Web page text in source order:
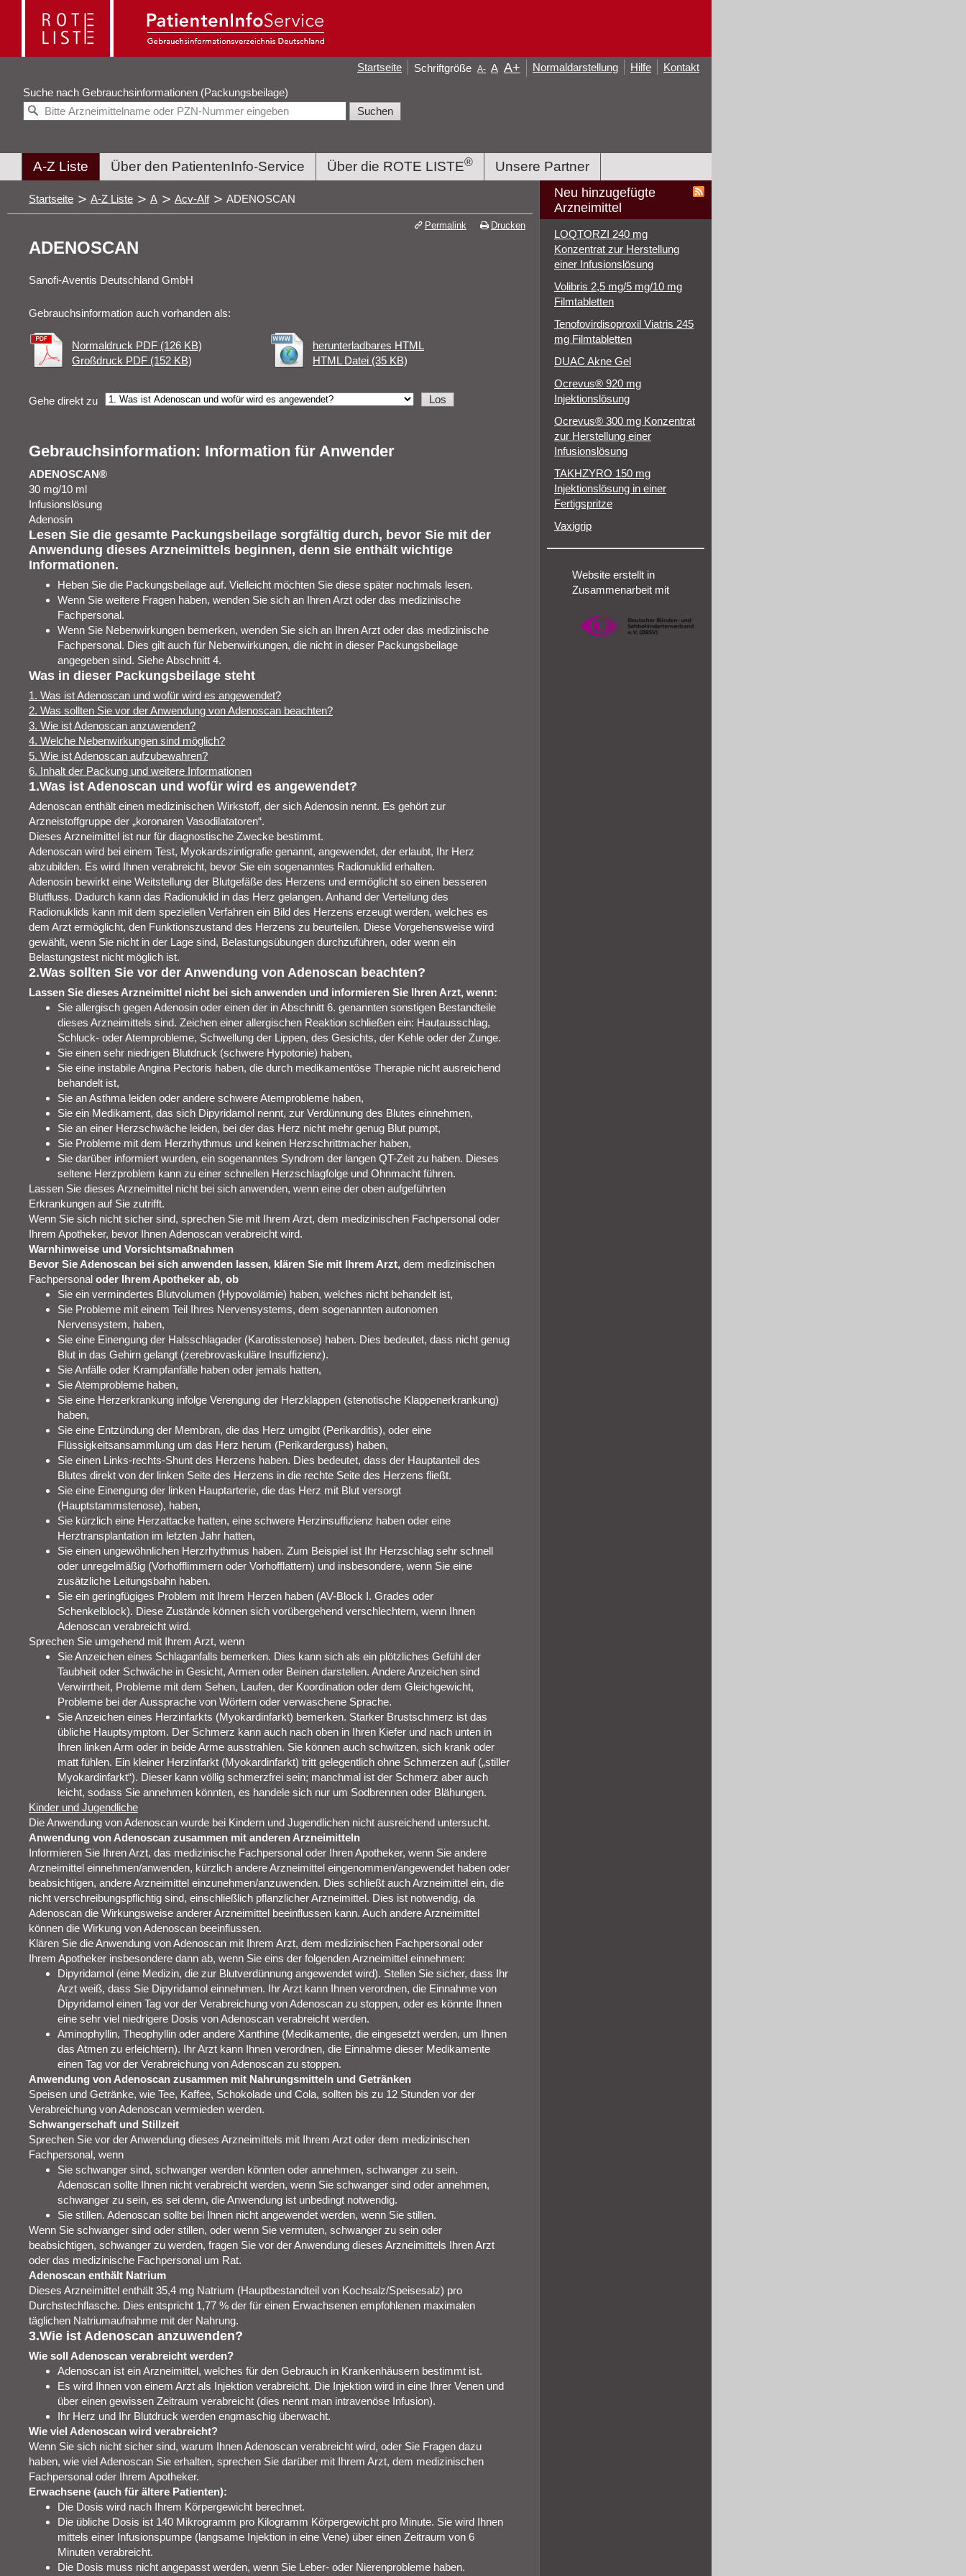
Suche nach Gebrauchsinformationen (Packungsbeilage)
A-Z Liste Über den PatientenInfo-Service Über die ROTE LISTE® Unsere Partner
Startseite Schriftgröße A- A A+ Normaldarstellung Hilfe Kontakt
Startseite A-Z Liste A Acv-Alf ADENOSCAN
ADENOSCAN
Sanofi-Aventis Deutschland GmbH
Gebrauchsinformation auch vorhanden als:
Normaldruck PDF (126 KB)
Großdruck PDF (152 KB)
herunterladbares HTML
HTML Datei (35 KB)
Gehe direkt zu
Gebrauchsinformation: Information für Anwender
ADENOSCAN®
30 mg/10 ml
Infusionslösung
Adenosin
Lesen Sie die gesamte Packungsbeilage sorgfältig durch, bevor Sie mit der
Anwendung dieses Arzneimittels beginnen, denn sie enthält wichtige
Informationen.
Heben Sie die Packungsbeilage auf. Vielleicht möchten Sie diese später nochmals lesen.
Wenn Sie weitere Fragen haben, wenden Sie sich an Ihren Arzt oder das medizinische
Fachpersonal.
Wenn Sie Nebenwirkungen bemerken, wenden Sie sich an Ihren Arzt oder das medizinische
Fachpersonal. Dies gilt auch für Nebenwirkungen, die nicht in dieser Packungsbeilage
angegeben sind. Siehe Abschnitt 4.
Was in dieser Packungsbeilage steht
1. Was ist Adenoscan und wofür wird es angewendet?
2. Was sollten Sie vor der Anwendung von Adenoscan beachten?
3. Wie ist Adenoscan anzuwenden?
4. Welche Nebenwirkungen sind möglich?
5. Wie ist Adenoscan aufzubewahren?
6. Inhalt der Packung und weitere Informationen
1.Was ist Adenoscan und wofür wird es angewendet?
Adenoscan enthält einen medizinischen Wirkstoff, der sich Adenosin nennt. Es gehört zur
Arzneistoffgruppe der „koronaren Vasodilatatoren“.
Dieses Arzneimittel ist nur für diagnostische Zwecke bestimmt.
Adenoscan wird bei einem Test, Myokardszintigrafie genannt, angewendet, der erlaubt, Ihr Herz
abzubilden. Es wird Ihnen verabreicht, bevor Sie ein sogenanntes Radionuklid erhalten.
Adenosin bewirkt eine Weitstellung der Blutgefäße des Herzens und ermöglicht so einen besseren
Blutfluss. Dadurch kann das Radionuklid in das Herz gelangen. Anhand der Verteilung des
Radionuklids kann mit dem speziellen Verfahren ein Bild des Herzens erzeugt werden, welches es
dem Arzt ermöglicht, den Funktionszustand des Herzens zu beurteilen. Diese Vorgehensweise wird
gewählt, wenn Sie nicht in der Lage sind, Belastungsübungen durchzuführen, oder wenn ein
Belastungstest nicht möglich ist.
2.Was sollten Sie vor der Anwendung von Adenoscan beachten?
Lassen Sie dieses Arzneimittel nicht bei sich anwenden und informieren Sie Ihren Arzt, wenn:
Sie allergisch gegen Adenosin oder einen der in Abschnitt 6. genannten sonstigen Bestandteile
dieses Arzneimittels sind. Zeichen einer allergischen Reaktion schließen ein: Hautausschlag,
Schluck- oder Atemprobleme, Schwellung der Lippen, des Gesichts, der Kehle oder der Zunge.
Sie einen sehr niedrigen Blutdruck (schwere Hypotonie) haben,
Sie eine instabile Angina Pectoris haben, die durch medikamentöse Therapie nicht ausreichend
behandelt ist,
Sie an Asthma leiden oder andere schwere Atemprobleme haben,
Sie ein Medikament, das sich Dipyridamol nennt, zur Verdünnung des Blutes einnehmen,
Sie an einer Herzschwäche leiden, bei der das Herz nicht mehr genug Blut pumpt,
Sie Probleme mit dem Herzrhythmus und keinen Herzschrittmacher haben,
Sie darüber informiert wurden, ein sogenanntes Syndrom der langen QT-Zeit zu haben. Dieses
seltene Herzproblem kann zu einer schnellen Herzschlagfolge und Ohnmacht führen.
Lassen Sie dieses Arzneimittel nicht bei sich anwenden, wenn eine der oben aufgeführten
Erkrankungen auf Sie zutrifft.
Wenn Sie sich nicht sicher sind, sprechen Sie mit Ihrem Arzt, dem medizinischen Fachpersonal oder
Ihrem Apotheker, bevor Ihnen Adenoscan verabreicht wird.
Warnhinweise und Vorsichtsmaßnahmen
Bevor Sie Adenoscan bei sich anwenden lassen, klären Sie mit Ihrem Arzt, dem medizinischen
Fachpersonal oder Ihrem Apotheker ab, ob
Sie ein vermindertes Blutvolumen (Hypovolämie) haben, welches nicht behandelt ist,
Sie Probleme mit einem Teil Ihres Nervensystems, dem sogenannten autonomen
Nervensystem, haben,
Sie eine Einengung der Halsschlagader (Karotisstenose) haben. Dies bedeutet, dass nicht genug
Blut in das Gehirn gelangt (zerebrovaskuläre Insuffizienz).
Sie Anfälle oder Krampfanfälle haben oder jemals hatten,
Sie Atemprobleme haben,
Sie eine Herzerkrankung infolge Verengung der Herzklappen (stenotische Klappenerkrankung)
haben,
Sie eine Entzündung der Membran, die das Herz umgibt (Perikarditis), oder eine
Flüssigkeitsansammlung um das Herz herum (Perikarderguss) haben,
Sie einen Links-rechts-Shunt des Herzens haben. Dies bedeutet, dass der Hauptanteil des
Blutes direkt von der linken Seite des Herzens in die rechte Seite des Herzens fließt.
Sie eine Einengung der linken Hauptarterie, die das Herz mit Blut versorgt
(Hauptstammstenose), haben,
Sie kürzlich eine Herzattacke hatten, eine schwere Herzinsuffizienz haben oder eine
Herztransplantation im letzten Jahr hatten,
Sie einen ungewöhnlichen Herzrhythmus haben. Zum Beispiel ist Ihr Herzschlag sehr schnell
oder unregelmäßig (Vorhofflimmern oder Vorhofflattern) und insbesondere, wenn Sie eine
zusätzliche Leitungsbahn haben.
Sie ein geringfügiges Problem mit Ihrem Herzen haben (AV-Block I. Grades oder
Schenkelblock). Diese Zustände können sich vorübergehend verschlechtern, wenn Ihnen
Adenoscan verabreicht wird.
Sprechen Sie umgehend mit Ihrem Arzt, wenn
Sie Anzeichen eines Schlaganfalls bemerken. Dies kann sich als ein plötzliches Gefühl der
Taubheit oder Schwäche in Gesicht, Armen oder Beinen darstellen. Andere Anzeichen sind
Verwirrtheit, Probleme mit dem Sehen, Laufen, der Koordination oder dem Gleichgewicht,
Probleme bei der Aussprache von Wörtern oder verwaschene Sprache.
Sie Anzeichen eines Herzinfarkts (Myokardinfarkt) bemerken. Starker Brustschmerz ist das
übliche Hauptsymptom. Der Schmerz kann auch nach oben in Ihren Kiefer und nach unten in
Ihren linken Arm oder in beide Arme ausstrahlen. Sie können auch schwitzen, sich krank oder
matt fühlen. Ein kleiner Herzinfarkt (Myokardinfarkt) tritt gelegentlich ohne Schmerzen auf („stiller
Myokardinfarkt“). Dieser kann völlig schmerzfrei sein; manchmal ist der Schmerz aber auch
leicht, sodass Sie annehmen könnten, es handele sich nur um Sodbrennen oder Blähungen.
Kinder und Jugendliche
Die Anwendung von Adenoscan wurde bei Kindern und Jugendlichen nicht ausreichend untersucht.
Anwendung von Adenoscan zusammen mit anderen Arzneimitteln
Informieren Sie Ihren Arzt, das medizinische Fachpersonal oder Ihren Apotheker, wenn Sie andere
Arzneimittel einnehmen/anwenden, kürzlich andere Arzneimittel eingenommen/angewendet haben oder
beabsichtigen, andere Arzneimittel einzunehmen/anzuwenden. Dies schließt auch Arzneimittel ein, die
nicht verschreibungspflichtig sind, einschließlich pflanzlicher Arzneimittel. Dies ist notwendig, da
Adenoscan die Wirkungsweise anderer Arzneimittel beeinflussen kann. Auch andere Arzneimittel
können die Wirkung von Adenoscan beeinflussen.
Klären Sie die Anwendung von Adenoscan mit Ihrem Arzt, dem medizinischen Fachpersonal oder
Ihrem Apotheker insbesondere dann ab, wenn Sie eins der folgenden Arzneimittel einnehmen:
Dipyridamol (eine Medizin, die zur Blutverdünnung angewendet wird). Stellen Sie sicher, dass Ihr
Arzt weiß, dass Sie Dipyridamol einnehmen. Ihr Arzt kann Ihnen verordnen, die Einnahme von
Dipyridamol einen Tag vor der Verabreichung von Adenoscan zu stoppen, oder es könnte Ihnen
eine sehr viel niedrigere Dosis von Adenoscan verabreicht werden.
Aminophyllin, Theophyllin oder andere Xanthine (Medikamente, die eingesetzt werden, um Ihnen
das Atmen zu erleichtern). Ihr Arzt kann Ihnen verordnen, die Einnahme dieser Medikamente
einen Tag vor der Verabreichung von Adenoscan zu stoppen.
Anwendung von Adenoscan zusammen mit Nahrungsmitteln und Getränken
Speisen und Getränke, wie Tee, Kaffee, Schokolade und Cola, sollten bis zu 12 Stunden vor der
Verabreichung von Adenoscan vermieden werden.
Schwangerschaft und Stillzeit
Sprechen Sie vor der Anwendung dieses Arzneimittels mit Ihrem Arzt oder dem medizinischen
Fachpersonal, wenn
Sie schwanger sind, schwanger werden könnten oder annehmen, schwanger zu sein.
Adenoscan sollte Ihnen nicht verabreicht werden, wenn Sie schwanger sind oder annehmen,
schwanger zu sein, es sei denn, die Anwendung ist unbedingt notwendig.
Sie stillen. Adenoscan sollte bei Ihnen nicht angewendet werden, wenn Sie stillen.
Wenn Sie schwanger sind oder stillen, oder wenn Sie vermuten, schwanger zu sein oder
beabsichtigen, schwanger zu werden, fragen Sie vor der Anwendung dieses Arzneimittels Ihren Arzt
oder das medizinische Fachpersonal um Rat.
Adenoscan enthält Natrium
Dieses Arzneimittel enthält 35,4 mg Natrium (Hauptbestandteil von Kochsalz/Speisesalz) pro
Durchstechflasche. Dies entspricht 1,77 % der für einen Erwachsenen empfohlenen maximalen
täglichen Natriumaufnahme mit der Nahrung.
3.Wie ist Adenoscan anzuwenden?
Wie soll Adenoscan verabreicht werden?
Adenoscan ist ein Arzneimittel, welches für den Gebrauch in Krankenhäusern bestimmt ist.
Es wird Ihnen von einem Arzt als Injektion verabreicht. Die Injektion wird in eine Ihrer Venen und
über einen gewissen Zeitraum verabreicht (dies nennt man intravenöse Infusion).
Ihr Herz und Ihr Blutdruck werden engmaschig überwacht.
Wie viel Adenoscan wird verabreicht?
Wenn Sie sich nicht sicher sind, warum Ihnen Adenoscan verabreicht wird, oder Sie Fragen dazu
haben, wie viel Adenoscan Sie erhalten, sprechen Sie darüber mit Ihrem Arzt, dem medizinischen
Fachpersonal oder Ihrem Apotheker.
Erwachsene (auch für ältere Patienten):
Die Dosis wird nach Ihrem Körpergewicht berechnet.
Die übliche Dosis ist 140 Mikrogramm pro Kilogramm Körpergewicht pro Minute. Sie wird Ihnen
mittels einer Infusionspumpe (langsame Injektion in eine Vene) über einen Zeitraum von 6
Minuten verabreicht.
Die Dosis muss nicht angepasst werden, wenn Sie Leber- oder Nierenprobleme haben.
Permalink Drucken
Neu hinzugefügte
Arzneimittel
LOQTORZI 240 mg
Konzentrat zur Herstellung
einer Infusionslösung
Volibris 2,5 mg/5 mg/10 mg
Filmtabletten
Tenofovirdisoproxil Viatris 245
mg Filmtabletten
DUAC Akne Gel
Ocrevus® 920 mg
Injektionslösung
Ocrevus® 300 mg Konzentrat
zur Herstellung einer
Infusionslösung
TAKHZYRO 150 mg
Injektionslösung in einer
Fertigspritze
Vaxigrip
Website erstellt in
Zusammenarbeit mit